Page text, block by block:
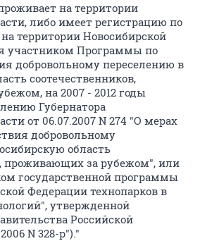
на территории
либо имеет регистрацию по
территории Новосибирской
участником Программы по
добровольному переселению в
соотечественников,
на 2007 - 2012 годы
Губернатора
от 06.07.2007 N 274 "О мерах
добровольному
область
проживающих за рубежом", или
государственной программы
Федерации технопарков в
утвержденной
Российской
N 328-р")."